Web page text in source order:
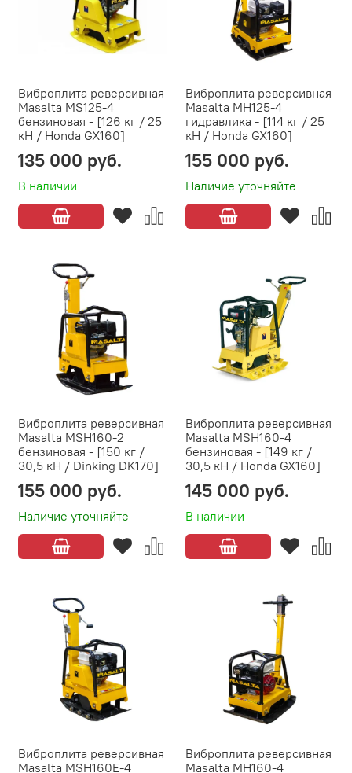
Виброплита реверсивная
Masalta MS125-4
бензиновая - [126 кг / 25
кН / Honda GX160]
В наличии
135 000 руб.
Виброплита реверсивная
Masalta MH125-4
гидравлика - [114 кг / 25
кН / Honda GX160]
Наличие уточняйте
155 000 руб.
Виброплита реверсивная
Masalta MSH160-2
бензиновая - [150 кг /
30,5 кН / Dinking DK170]
Наличие уточняйте
155 000 руб.
Виброплита реверсивная
Masalta MSH160-4
бензиновая - [149 кг /
30,5 кН / Honda GX160]
В наличии
145 000 руб.
Виброплита реверсивная
Masalta MSH160E-4
Виброплита реверсивная
Masalta MH160-4